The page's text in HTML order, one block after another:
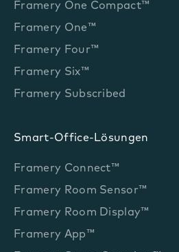
Framery One Compact™
Framery One™
Framery Four™
Framery Six™
Framery Subscribed
Smart-Office-Lösungen
Framery Connect™
Framery Room Sensor™
Framery Room Display™
Framery App™